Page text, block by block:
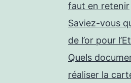
faut en retenir
Saviez-vous
de l’or pour
Quels
réaliser la